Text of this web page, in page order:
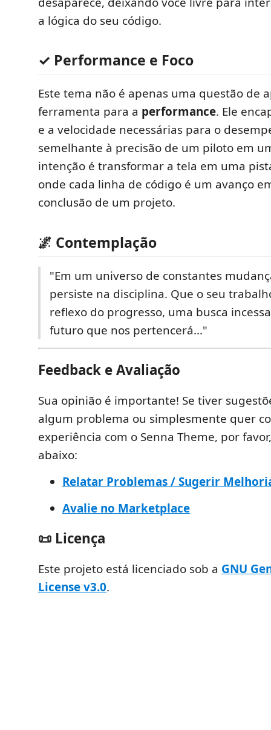
a lógica do seu código.
✓ Performance e Foco
Este tema não é apenas uma questão de
ferramenta para a performance. Ele
e a velocidade necessárias para o
semelhante à precisão de um piloto em
intenção é transformar a tela em uma
onde cada linha de código é um avanço
conclusão de um projeto.
🌌 Contemplação
"Em um universo de constantes
persiste na disciplina. Que o seu
reflexo do progresso, uma busca
futuro que nos pertencerá..."
Feedback e Avaliação
Sua opinião é importante! Se tiver
algum problema ou simplesmente quer
experiência com o Senna Theme, por
abaixo:
Relatar Problemas / Sugerir
Avalie no Marketplace
📜 Licença
Este projeto está licenciado sob a GNU
License v3.0.